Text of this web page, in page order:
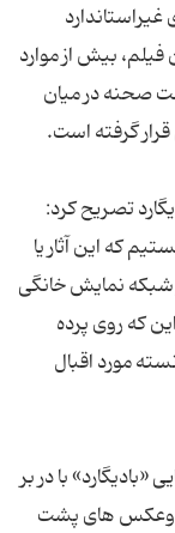
بیش از موارد
صحنه در میان
تصریح کرد:
که این آثار یا
شبکه نمایش خانگی
که روی پرده
مورد اقبال
با در بر
فیلم وعکس های پشت